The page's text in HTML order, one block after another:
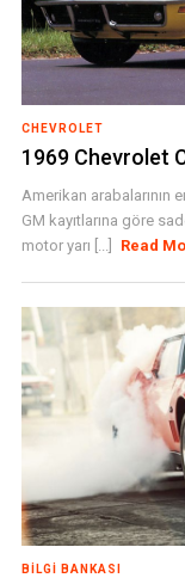
CHEVROLET
1969 Chevrolet
Amerikan arabalarının
GM kayıtlarına göre
motor yarı [...]
Read
BILGI BANKASI